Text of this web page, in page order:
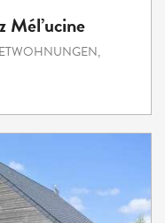
Mél’ucine